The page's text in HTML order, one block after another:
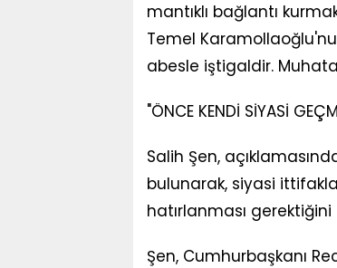
mantıklı bağlantı
Temel
abesle iştigaldir.
"ÖNCE KENDİ SİYASİ
Salih Şen,
bulunarak, siyasi
hatırlanması
Şen, Cumhurbaşkanı